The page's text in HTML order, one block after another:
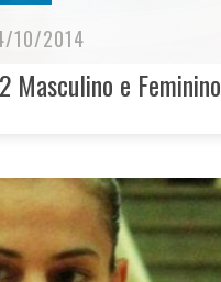
10/2014
Masculino e Feminino